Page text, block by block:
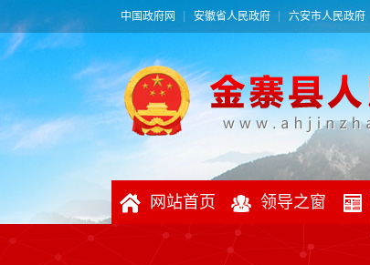
中国政府网 安徽省人民政府 六安市人民政府
网站首页 领导之窗